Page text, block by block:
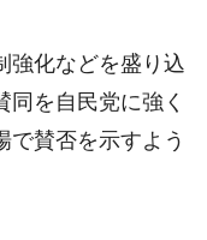
強化などを盛り込
同を自民党に強く
で賛否を示すよう